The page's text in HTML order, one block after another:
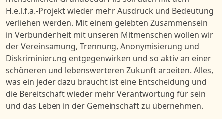
H.e.l.f.a.-Projektwieder mehrAusdruck und Bedeutung
verliehen werden. Mit einem gelebten Zusammensein
in Verbundenheit mit unseren Mitmenschen wollen wir
derVereinsamung, Trennung, Anonymisierung und
Diskriminierung entgegenwirken und so aktiv an einer
schöneren und lebenswerteren Zukunft arbeiten. Alles,
was ein jeder dazu braucht ist eine Entscheidung und
die Bereitschaft wieder mehr Verantwortung für sein
und das Leben in der Gemeinschaft zu übernehmen.